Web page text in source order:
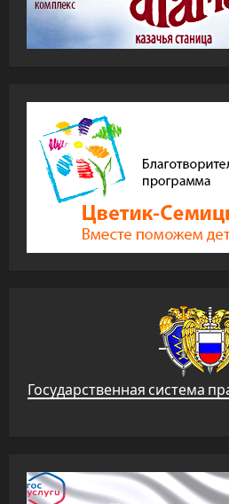
Государственная система